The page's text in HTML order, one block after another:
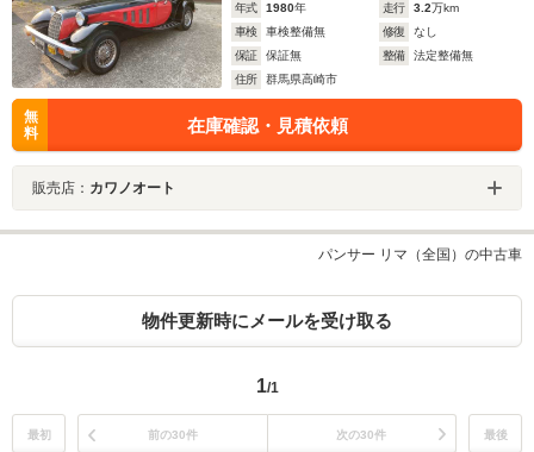
年式 1980年 走行 3.2万km
車検
車検整備無 修復
なし
保証
保証無 整備
法定整備無
住所
群馬県高崎市
無
料
在庫確認・見積依頼
販売店： カワノオート
パンサー リマ（全国）の中古車
物件更新時にメールを受け取る
1/1
最初 前の30件 次の30件 最後